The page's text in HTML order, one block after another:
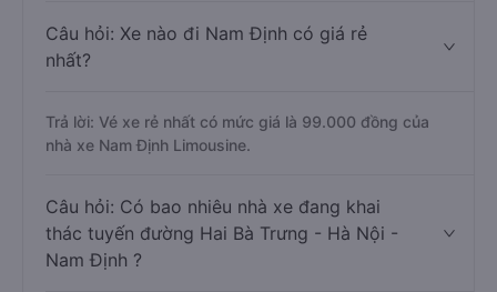
Câu hỏi: Xe nào đi Nam Định có giá rẻ
nhất?
Trả lời: Vé xe rẻ nhất có mức giá là 99.000 đồng của
nhà xe Nam Định Limousine.
Câu hỏi: Có bao nhiêu nhà xe đang khai
thác tuyến đường Hai Bà Trưng - Hà Nội -
Nam Định ?